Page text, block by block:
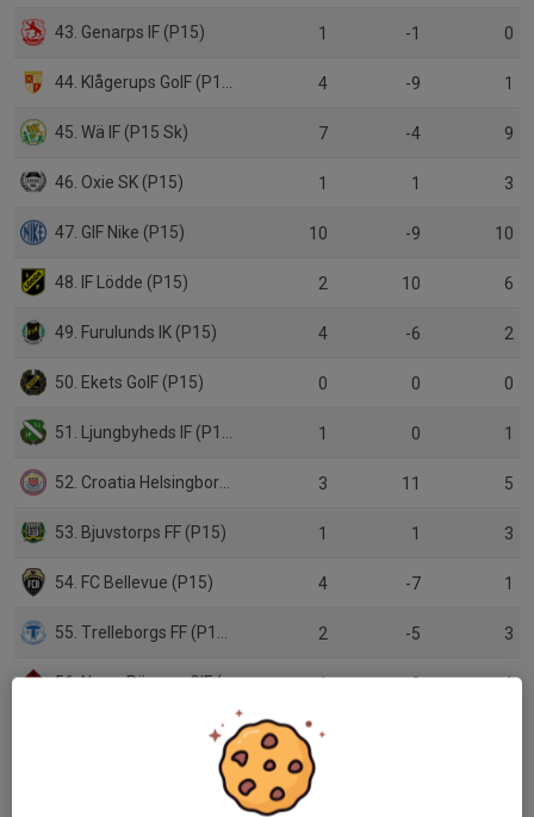
43. Genarps IF (P15) 1 -1 0
44. Klågerups GoIF (P15) 4 -9 1
45. Wä IF (P15 Sk) 7 -4 9
46. Oxie SK (P15) 1 1 3
47. GIF Nike (P15) 10 -9 10
48. IF Lödde (P15) 2 10 6
49. Furulunds IK (P15) 4 -6 2
50. Ekets GoIF (P15) 0 0 0
51. Ljungbyheds IF (P15) 1 0 1
52. Croatia Helsingborg KIF (P15) 3 11 5
53. Bjuvstorps FF (P15) 1 1 3
54. FC Bellevue (P15) 4 -7 1
55. Trelleborgs FF (P14 Skåne) 2 -5 3
56. Norra Rörums GIF (P14) 1 0 1
57. Kalmar Södra IF (P15) 2